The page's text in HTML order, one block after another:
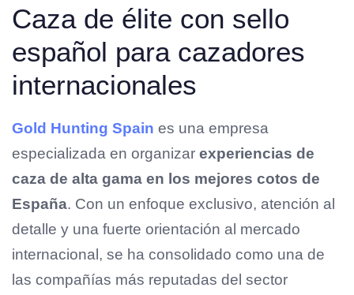
Caza de élite con sello
español para cazadores
internacionales
Gold Hunting Spain es una empresa
especializada en organizar experiencias de
caza de alta gama en los mejores cotos de
España. Con un enfoque exclusivo, atención al
detalle y una fuerte orientación al mercado
internacional, se ha consolidado como una de
las compañías más reputadas del sector